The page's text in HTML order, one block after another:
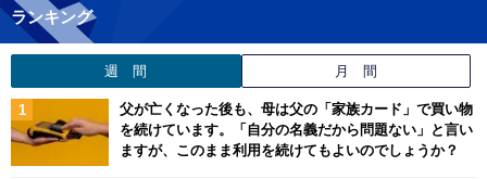
ランキング
週 間 月 間
父が亡くなった後も、母は父の「家族カード」で買い物
を続けています。「自分の名義だから問題ない」と言い
ますが、このまま利用を続けてもよいのでしょうか？